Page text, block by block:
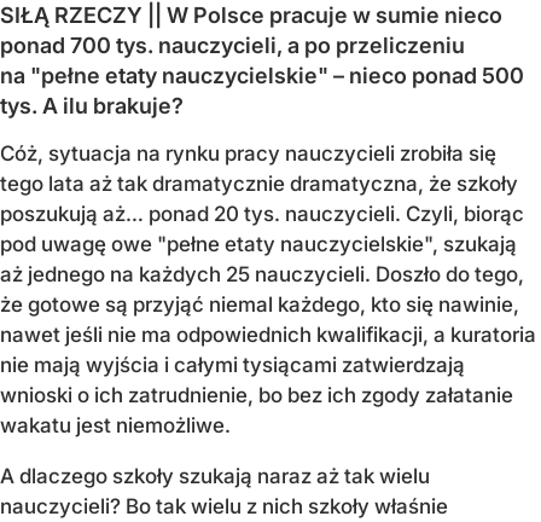
SIŁĄ RZECZY || W Polsce pracuje w sumie nieco
ponad 700 tys. nauczycieli, a po przeliczeniu
na "pełne etaty nauczycielskie" – nieco ponad 500
tys. A ilu brakuje?
Cóż, sytuacja na rynku pracy nauczycieli zrobiła się
tego lata aż tak dramatycznie dramatyczna, że szkoły
poszukują aż… ponad 20 tys. nauczycieli. Czyli, biorąc
pod uwagę owe "pełne etaty nauczycielskie", szukają
aż jednego na każdych 25 nauczycieli. Doszło do tego,
że gotowe są przyjąć niemal każdego, kto się nawinie,
nawet jeśli nie ma odpowiednich kwalifikacji, a kuratoria
nie mają wyjścia i całymi tysiącami zatwierdzają
wnioski o ich zatrudnienie, bo bez ich zgody załatanie
wakatu jest niemożliwe.
A dlaczego szkoły szukają naraz aż tak wielu
nauczycieli? Bo tak wielu z nich szkoły właśnie